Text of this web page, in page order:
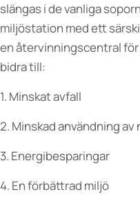
slängas i de vanliga
miljöstation med ett
en återvinningscentral
bidra till:
1. Minskat avfall
2. Minskad användning
3. Energibesparingar
4. En förbättrad miljö